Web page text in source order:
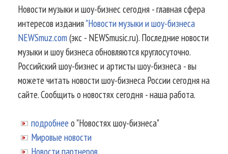
Новости музыки и шоу-бизнес сегодня - главная сфера
интересов издания"Новости музыки и шоу-бизнеса
NEWSmuz.com(экс - NEWSmusic.ru). Последние новости
музыки и шоу бизнеса обновляются круглосуточно.
Российский шоу-бизнес и артисты шоу-бизнеса - вы
можете читать новости шоу-бизнеса России сегодня на
сайте. Сообщить о новостях сегодня - наша работа.
подробнее о "Новостях шоу-бизнеса"
Мировые новости
Новости партнеров